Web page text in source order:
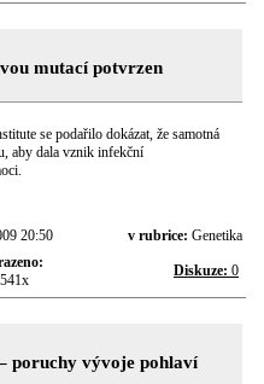
mutací potvrzen
se podařilo dokázat, že samotná
aby dala vznik infekční
20:50 v rubrice: Genetika
Diskuze: 0
poruchy vývoje pohlaví